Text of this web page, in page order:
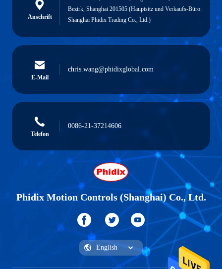
Anschrift
Bezirk, Shanghai 201505 (Hauptsitz und Verkaufs-Büro:
Shanghai Phidix Trading Co., Ltd.)
E-Mail
chris.wang@phidixglobal.com
Telefon
0086-21-37214606
Phidix Motion Controls (Shanghai) Co., Ltd.